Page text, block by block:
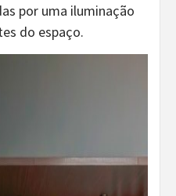
por uma iluminação
do espaço.